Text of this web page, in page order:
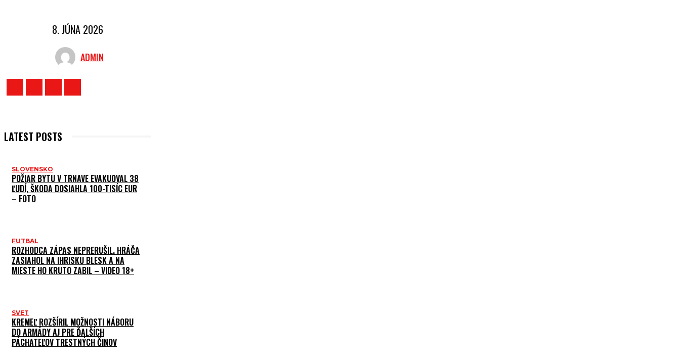
8. JÚNA 2026
ADMIN
LATEST POSTS
SLOVENSKO
POŽIAR BYTU V TRNAVE EVAKUOVAL 38
ĽUDÍ, ŠKODA DOSIAHLA 100-TISÍC EUR
– FOTO
FUTBAL
ROZHODCA ZÁPAS NEPRERUŠIL. HRÁČA
ZASIAHOL NA IHRISKU BLESK A NA
MIESTE HO KRUTO ZABIL – VIDEO 18+
SVET
KREMEĽ ROZŠÍRIL MOŽNOSTI NÁBORU
DO ARMÁDY AJ PRE ĎALŠÍCH
PÁCHATEĽOV TRESTNÝCH ČINOV